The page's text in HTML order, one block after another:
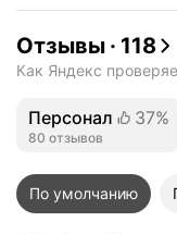
Отзывы · 118
Как Яндекс
Персонал
Положительных
37%
80 отзывов
По умолчанию